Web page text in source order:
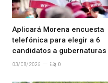
Aplicará Morena encuesta
telefónica para elegir a 6
candidatos a gubernaturas
03/08/2026 0